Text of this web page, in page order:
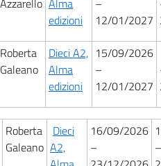
Azzarello Alma
edizioni
–
12/01/2027
Roberta
Galeano
Dieci A2,
Alma
edizioni
15/09/2026
–
12/01/2027
Roberta
Galeano
Dieci
A2,
16/09/2026
–
–